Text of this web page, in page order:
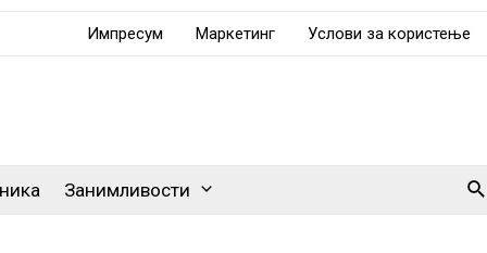
Импресум Маркетинг Услови за користење
Занимливости